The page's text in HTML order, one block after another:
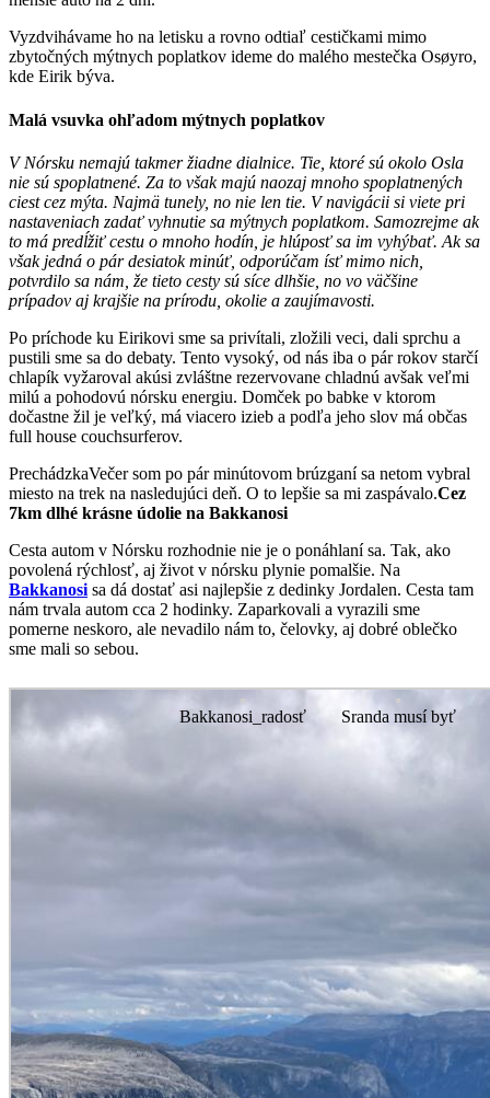
Vyzdvihávame ho na letisku a rovno odtiaľ cestičkami mimo
zbytočných mýtnych poplatkov ideme do malého mestečka Osøyro,
kde Eirik býva.
Malá vsuvka ohľadom mýtnych poplatkov
V Nórsku nemajú takmer žiadne dialnice. Tie, ktoré sú okolo Osla
nie sú spoplatnené. Za to však majú naozaj mnoho spoplatnených
ciest cez mýta. Najmä tunely, no nie len tie. V navigácii si viete pri
nastaveniach zadať vyhnutie sa mýtnych poplatkom. Samozrejme ak
to má predĺžiť cestu o mnoho hodín, je hlúposť sa im vyhýbať. Ak sa
však jedná o pár desiatok minúť, odporúčam ísť mimo nich,
potvrdilo sa nám, že tieto cesty sú síce dlhšie, no vo väčšine
prípadov aj krajšie na prírodu, okolie a zaujímavosti.
Po príchode ku Eirikovi sme sa privítali, zložili veci, dali sprchu a
pustili sme sa do debaty. Tento vysoký, od nás iba o pár rokov starčí
chlapík vyžaroval akúsi zvláštne rezervovane chladnú avšak veľmi
milú a pohodovú nórsku energiu. Domček po babke v ktorom
dočastne žil je veľký, má viacero izieb a podľa jeho slov má občas
full house couchsurferov.
PrechádzkaVečer som po pár minútovom brúzganí sa netom vybral
miesto na trek na nasledujúci deň. O to lepšie sa mi zaspávalo.Cez
7km dlhé krásne údolie na Bakkanosi
Cesta autom v Nórsku rozhodnie nie je o ponáhlaní sa. Tak, ako
povolená rýchlosť, aj život v nórsku plynie pomalšie. Na
Bakkanosi sa dá dostať asi najlepšie z dedinky Jordalen. Cesta tam
nám trvala autom cca 2 hodinky. Zaparkovali a vyrazili sme
pomerne neskoro, ale nevadilo nám to, čelovky, aj dobré oblečko
sme mali so sebou.
Bakkanosi_radosť Sranda musí byť